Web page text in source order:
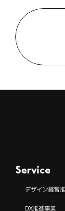
Service
デザイン経営
DX推進事業